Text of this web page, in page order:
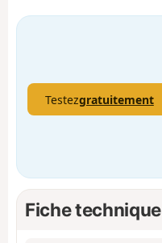
Testezgratuitement
Fiche technique